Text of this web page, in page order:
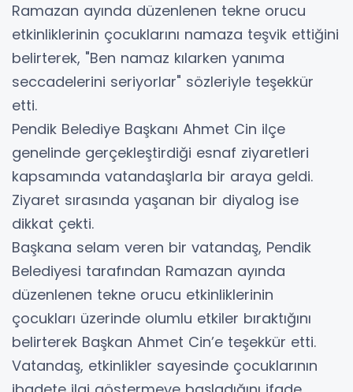
Ramazan ayında düzenlenen tekne orucu
etkinliklerinin çocuklarını namaza teşvik ettiğini
belirterek, "Ben namaz kılarken yanıma
seccadelerini seriyorlar" sözleriyle teşekkür
etti.
Pendik Belediye Başkanı Ahmet Cin ilçe
genelinde gerçekleştirdiği esnaf ziyaretleri
kapsamında vatandaşlarla bir araya geldi.
Ziyaret sırasında yaşanan bir diyalog ise
dikkat çekti.
Başkana selam veren bir vatandaş, Pendik
Belediyesi tarafından Ramazan ayında
düzenlenen tekne orucu etkinliklerinin
çocukları üzerinde olumlu etkiler bıraktığını
belirterek Başkan Ahmet Cin’e teşekkür etti.
Vatandaş, etkinlikler sayesinde çocuklarının